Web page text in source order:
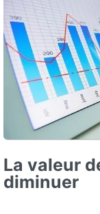
La valeur
diminuer